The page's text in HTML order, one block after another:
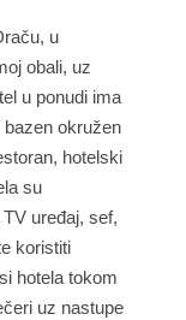
u
obali, uz
u ponudi ima
bazen okružen
hotelski
su
uređaj, sef,
koristiti
hotela tokom
uz nastupe